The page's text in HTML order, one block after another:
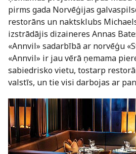
pirms gada Norvēģijas
restorāns un naktsklubs
izstrādājis dizaineres Annas
«Annvil» sadarbībā ar norvēģu
«Annvil» ir jau vērā ņemama
sabiedrisko vietu, tostarp
valstīs, un tie visi darbojas ar